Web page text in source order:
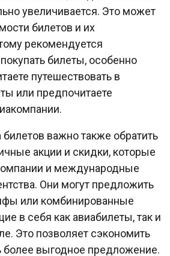
увеличивается. Это может
билетов и их
рекомендуется
билеты, особенно
путешествовать в
или предпочитаете
важно также обратить
акции и скидки, которые
и международные
Они могут предложить
или комбинированные
в себя как авиабилеты, так и
Это позволяет сэкономить
более выгодное предложение.